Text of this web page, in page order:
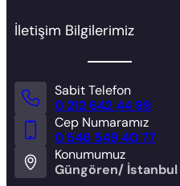
İletişim Bilgilerimiz
Sabit Telefon
0 212 642 44 99
Cep Numaramız
0 546 549 40 77
Konumumuz
Güngören/ İstanbul